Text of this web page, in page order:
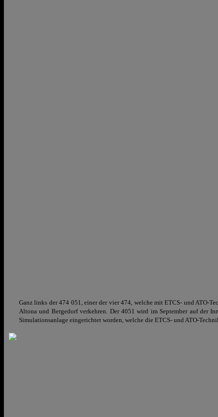
Ganz links der 474 051, einer der vier 474, welche mit ETCS- und ATO-
Altona und Bergedorf verkehren. Der 4051 wird im September auf der
Simulationsanlage eingerichtet worden, welche die ETCS- und ATO-